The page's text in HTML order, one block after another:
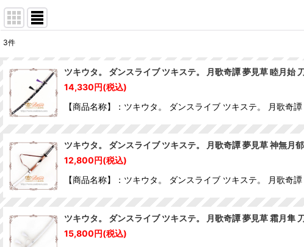
並び順:
3件
ツキウタ。 ダンスライブ ツキステ。 月歌奇譚 夢見草 睦月始
14,330円(税込)
【商品名称】：ツキウタ。 ダンスライブ ツキステ。 月
ツキウタ。 ダンスライブ ツキステ。 月歌奇譚 夢見草 神無月
12,800円(税込)
【商品名称】：ツキウタ。 ダンスライブ ツキステ。 月
ツキウタ。 ダンスライブ ツキステ。 月歌奇譚 夢見草 霜月隼
15,800円(税込)